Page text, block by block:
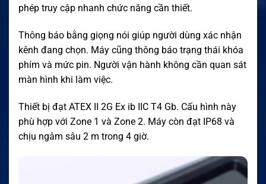
phép truy cập nhanh chức năng cần thiết.
Thông báo bằng giọng nói giúp người dùng xác nhận
kênh đang chọn. Máy cũng thông báo trạng thái khóa
phím và mức pin. Người vận hành không cần quan sát
màn hình khi làm việc.
Thiết bị đạt ATEX II 2G Ex ib IIC T4 Gb. Cấu hình này
phù hợp với Zone 1 và Zone 2. Máy còn đạt IP68 và
chịu ngâm sâu 2 m trong 4 giờ.